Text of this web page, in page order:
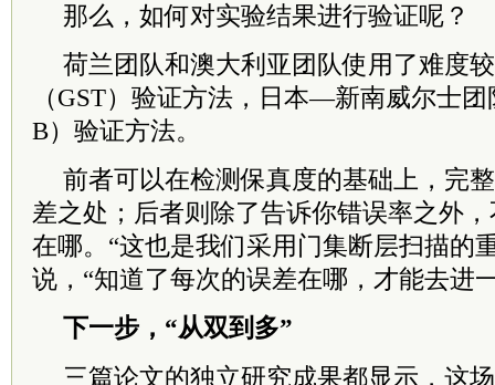
那么，如何对实验结果进行验证呢？
荷兰团队和澳大利亚团队使用了难度
（GST）验证方法，日本—新南威尔士
B）验证方法。
前者可以在检测保真度的基础上，完
差之处；后者则除了告诉你错误率之外
在哪。“这也是我们采用门集断层扫描的
说，“知道了每次的误差在哪，才能去进
下一步，“从双到多”
三篇论文的独立研究成果都显示，这